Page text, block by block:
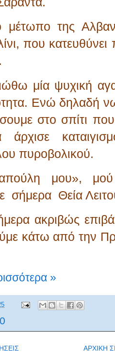
μέτωπο της
που
μία ψυχική
Ενώ δηλαδή
στο σπίτι
άρχισε
πυροβολικού.
μου»,
μού
σήμερα Θεία
ακριβώς
κάτω από την
»
ΑΡΧΙΚΗ